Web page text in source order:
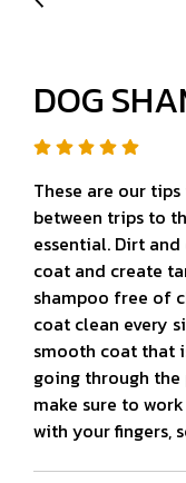
DOG
These are our
between trips to
essential. Dirt
coat and create
shampoo free of
coat clean every
smooth coat that
going through
make sure to
with your fingers,